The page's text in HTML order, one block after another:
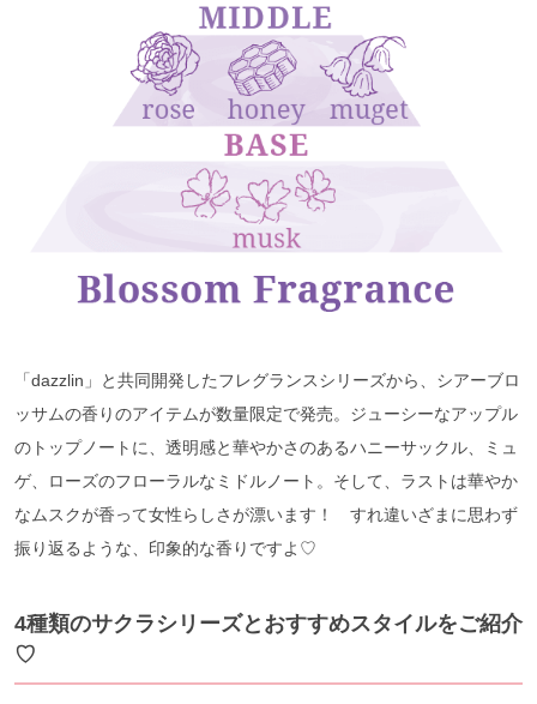
「dazzlin」と共同開発したフレグランスシリーズから、シアーブロ
ッサムの香りのアイテムが数量限定で発売。ジューシーなアップル
のトップノートに、透明感と華やかさのあるハニーサックル、ミュ
ゲ、ローズのフローラルなミドルノート。そして、ラストは華やか
なムスクが香って女性らしさが漂います！ すれ違いざまに思わず
振り返るような、印象的な香りですよ♡
4種類のサクラシリーズとおすすめスタイルをご紹介
♡